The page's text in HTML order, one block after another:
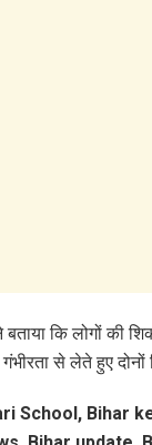
कि लोगों की
से लेते हुए